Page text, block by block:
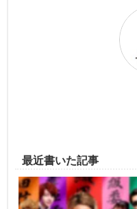
最近書いた記事